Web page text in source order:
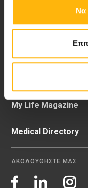
Να
Νέα - Δελτία Τύπου
My Life Magazine
Medical Directory
ΑΚΟΛΟΥΘΗΣΤΕ ΜΑΣ